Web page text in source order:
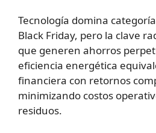
Tecnología domina
Black Friday, pero la clave
que generen ahorros
eficiencia energética
financiera con retornos
minimizando costos
residuos.